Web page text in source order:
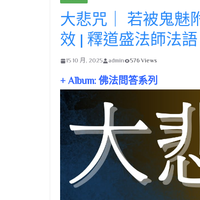
大悲咒｜ 若被鬼魅
效 | 釋道盛法師法語
15 10 月, 2025 admin 576 Views
+ Album: 佛法問答系列